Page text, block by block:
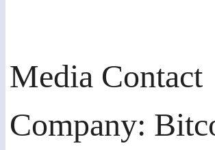
Media Contact
Company: